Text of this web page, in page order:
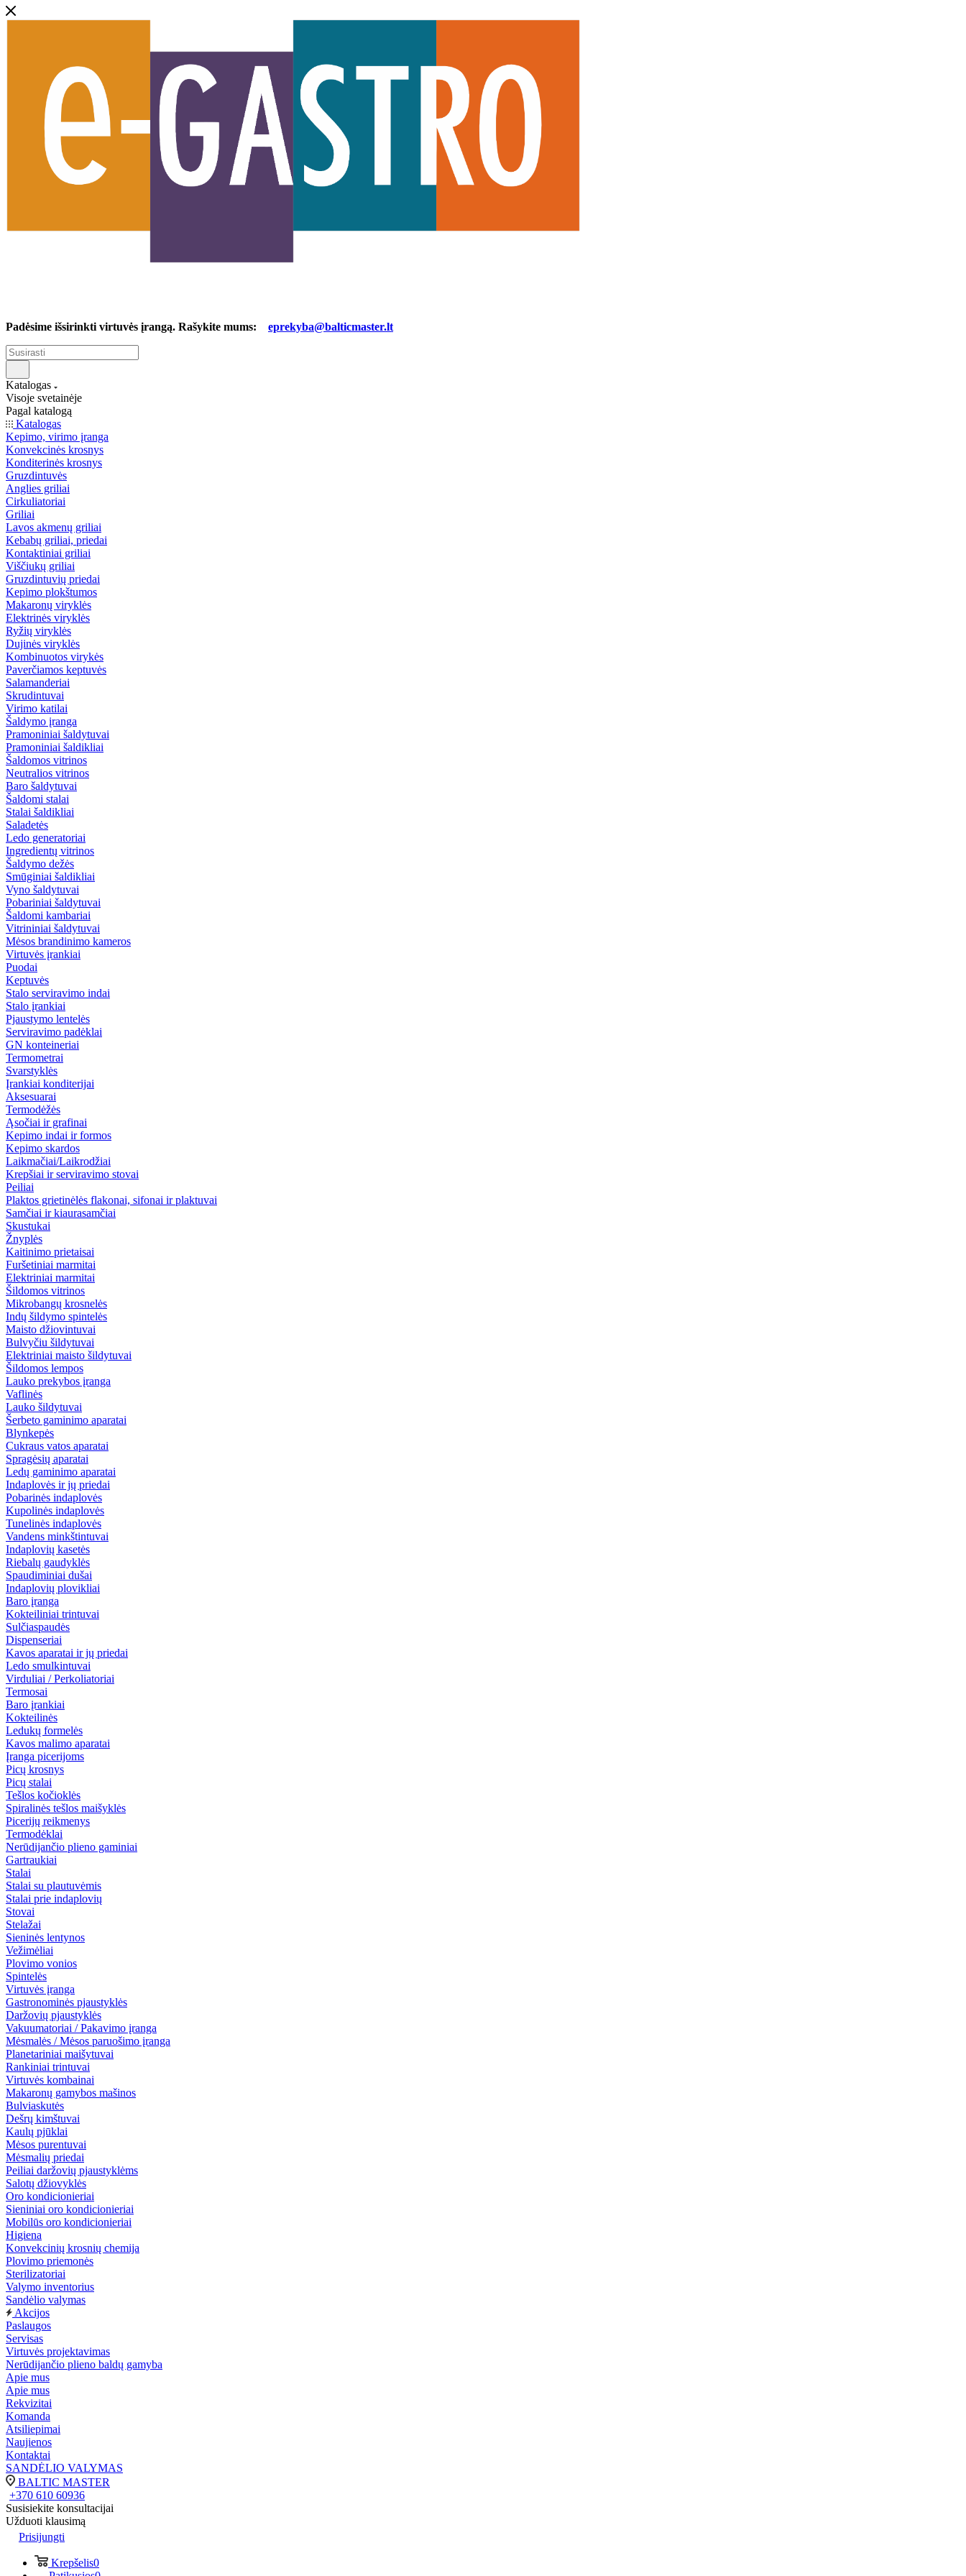
Padėsime išsirinkti virtuvės įrangą. Rašykite mums: eprekyba@balticmaster.lt
Katalogas
Visoje svetainėje
Pagal katalogą
Katalogas
Kepimo, virimo įranga
Konvekcinės krosnys
Konditerinės krosnys
Gruzdintuvės
Anglies griliai
Cirkuliatoriai
Griliai
Lavos akmenų griliai
Kebabų griliai, priedai
Kontaktiniai griliai
Viščiukų griliai
Gruzdintuvių priedai
Kepimo plokštumos
Makaronų viryklės
Elektrinės viryklės
Ryžių viryklės
Dujinės viryklės
Kombinuotos virykės
Paverčiamos keptuvės
Salamanderiai
Skrudintuvai
Virimo katilai
Šaldymo įranga
Pramoniniai šaldytuvai
Pramoniniai šaldikliai
Šaldomos vitrinos
Neutralios vitrinos
Baro šaldytuvai
Šaldomi stalai
Stalai šaldikliai
Saladetės
Ledo generatoriai
Ingredientų vitrinos
Šaldymo dežės
Smūginiai šaldikliai
Vyno šaldytuvai
Pobariniai šaldytuvai
Šaldomi kambariai
Vitrininiai šaldytuvai
Mėsos brandinimo kameros
Virtuvės įrankiai
Puodai
Keptuvės
Stalo serviravimo indai
Stalo įrankiai
Pjaustymo lentelės
Serviravimo padėklai
GN konteineriai
Termometrai
Svarstyklės
Įrankiai konditerijai
Aksesuarai
Termodėžės
Ąsočiai ir grafinai
Kepimo indai ir formos
Kepimo skardos
Laikmačiai/Laikrodžiai
Krepšiai ir serviravimo stovai
Peiliai
Plaktos grietinėlės flakonai, sifonai ir plaktuvai
Samčiai ir kiaurasamčiai
Skustukai
Žnyplės
Kaitinimo prietaisai
Furšetiniai marmitai
Elektriniai marmitai
Šildomos vitrinos
Mikrobangų krosnelės
Indų šildymo spintelės
Maisto džiovintuvai
Bulvyčiu šildytuvai
Elektriniai maisto šildytuvai
Šildomos lempos
Lauko prekybos įranga
Vaflinės
Lauko šildytuvai
Šerbeto gaminimo aparatai
Blynkepės
Cukraus vatos aparatai
Spragėsių aparatai
Ledų gaminimo aparatai
Indaplovės ir jų priedai
Pobarinės indaplovės
Kupolinės indaplovės
Tunelinės indaplovės
Vandens minkštintuvai
Indaplovių kasetės
Riebalų gaudyklės
Spaudiminiai dušai
Indaplovių plovikliai
Baro įranga
Kokteiliniai trintuvai
Sulčiaspaudės
Dispenseriai
Kavos aparatai ir jų priedai
Ledo smulkintuvai
Virduliai / Perkoliatoriai
Termosai
Baro įrankiai
Kokteilinės
Ledukų formelės
Kavos malimo aparatai
Įranga picerijoms
Picų krosnys
Picų stalai
Tešlos kočioklės
Spiralinės tešlos maišyklės
Picerijų reikmenys
Termodėklai
Nerūdijančio plieno gaminiai
Gartraukiai
Stalai
Stalai su plautuvėmis
Stalai prie indaplovių
Stovai
Stelažai
Sieninės lentynos
Vežimėliai
Plovimo vonios
Spintelės
Virtuvės įranga
Gastronominės pjaustyklės
Daržovių pjaustyklės
Vakuumatoriai / Pakavimo įranga
Mėsmalės / Mėsos paruošimo įranga
Planetariniai maišytuvai
Rankiniai trintuvai
Virtuvės kombainai
Makaronų gamybos mašinos
Bulviaskutės
Dešrų kimštuvai
Kaulų pjūklai
Mėsos purentuvai
Mėsmalių priedai
Peiliai daržovių pjaustyklėms
Salotų džiovyklės
Oro kondicionieriai
Sieniniai oro kondicionieriai
Mobilūs oro kondicionieriai
Higiena
Konvekcinių krosnių chemija
Plovimo priemonės
Sterilizatoriai
Valymo inventorius
Sandėlio valymas
Akcijos
Paslaugos
Servisas
Virtuvės projektavimas
Nerūdijančio plieno baldų gamyba
Apie mus
Apie mus
Rekvizitai
Komanda
Atsiliepimai
Naujienos
Kontaktai
SANDĖLIO VALYMAS
BALTIC MASTER
+370 610 60936
Susisiekite konsultacijai
Užduoti klausimą
Prisijungti
Krepšelis0